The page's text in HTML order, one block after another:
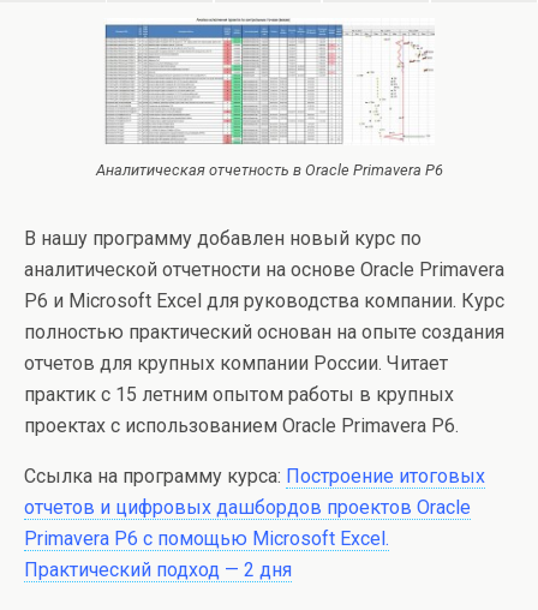
Аналитическая отчетность в Oracle Primavera P6
В нашу программу добавлен новый курс по
аналитической отчетности на основе Oracle Primavera
P6 и Microsoft Excel для руководства компании. Курс
полностью практический основан на опыте создания
отчетов для крупных компании России. Читает
практик с 15 летним опытом работы в крупных
проектах с использованием Oracle Primavera P6.
Ссылка на программу курса: Построение итоговых
отчетов и цифровых дашбордов проектов Oracle
Primavera P6 с помощью Microsoft Excel.
Практический подход — 2 дня